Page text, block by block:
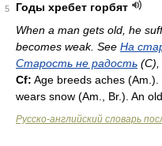
5
Годы хребет горбят
When a man gets old, he
becomes weak. See На
Старость не радость (C),
Cf: Age breeds aches (Am. ).
wears snow (Am. Br.). An
Русско-английский словарь